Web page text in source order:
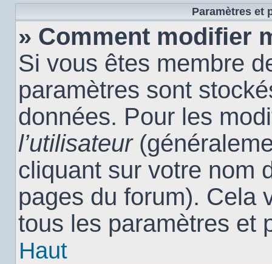
Paramètres et
» Comment modifier
Si vous êtes membre
paramètres sont
données. Pour les
l’utilisateur
cliquant sur votre nom
pages du forum). Cela
tous les paramètres et
Haut